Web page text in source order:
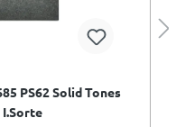
PS62 Solid Tones